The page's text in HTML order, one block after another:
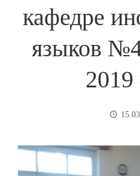
кафедре
языков
2019